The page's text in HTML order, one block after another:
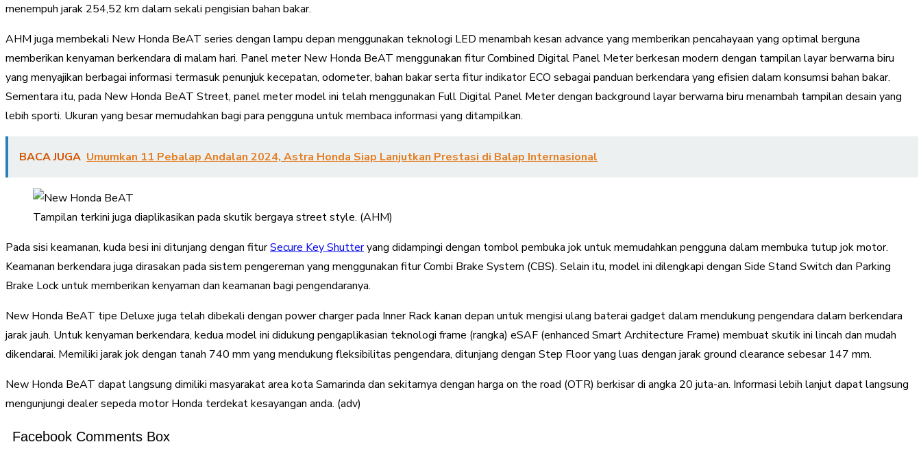
menempuh jarak 254,52 km dalam sekali pengisian bahan bakar.
AHM juga membekali New Honda BeAT series dengan lampu depan menggunakan teknologi LED menambah kesan advance yang memberikan pencahayaan yang optimal berguna
memberikan kenyaman berkendara di malam hari. Panel meter New Honda BeAT menggunakan fitur Combined Digital Panel Meter berkesan modern dengan tampilan layar berwarna biru
yang menyajikan berbagai informasi termasuk penunjuk kecepatan, odometer, bahan bakar serta fitur indikator ECO sebagai panduan berkendara yang efisien dalam konsumsi bahan bakar.
Sementara itu, pada New Honda BeAT Street, panel meter model ini telah menggunakan Full Digital Panel Meter dengan background layar berwarna biru menambah tampilan desain yang
lebih sporti. Ukuran yang besar memudahkan bagi para pengguna untuk membaca informasi yang ditampilkan.
BACA JUGA Umumkan 11 Pebalap Andalan 2024, Astra Honda Siap Lanjutkan Prestasi di Balap Internasional
Tampilan terkini juga diaplikasikan pada skutik bergaya street style. (AHM)
Pada sisi keamanan, kuda besi ini ditunjang dengan fiturSecure Key Shutteryang didampingi dengan tombol pembuka jok untuk memudahkan pengguna dalam membuka tutup jok motor.
Keamanan berkendara juga dirasakan pada sistem pengereman yang menggunakan fitur Combi Brake System (CBS). Selain itu, model ini dilengkapi dengan Side Stand Switch dan Parking
Brake Lock untuk memberikan kenyaman dan keamanan bagi pengendaranya.
New Honda BeAT tipe Deluxe juga telah dibekali dengan power charger pada Inner Rack kanan depan untuk mengisi ulang baterai gadget dalam mendukung pengendara dalam berkendara
jarak jauh. Untuk kenyaman berkendara, kedua model ini didukung pengaplikasian teknologi frame (rangka) eSAF (enhanced Smart Architecture Frame) membuat skutik ini lincah dan mudah
dikendarai. Memiliki jarak jok dengan tanah 740 mm yang mendukung fleksibilitas pengendara, ditunjang dengan Step Floor yang luas dengan jarak ground clearance sebesar 147 mm.
New Honda BeAT dapat langsung dimiliki masyarakat area kota Samarinda dan sekitarnya dengan harga on the road (OTR) berkisar di angka 20 juta-an. Informasi lebih lanjut dapat langsung
mengunjungi dealer sepeda motor Honda terdekat kesayangan anda. (adv)
Facebook Comments Box